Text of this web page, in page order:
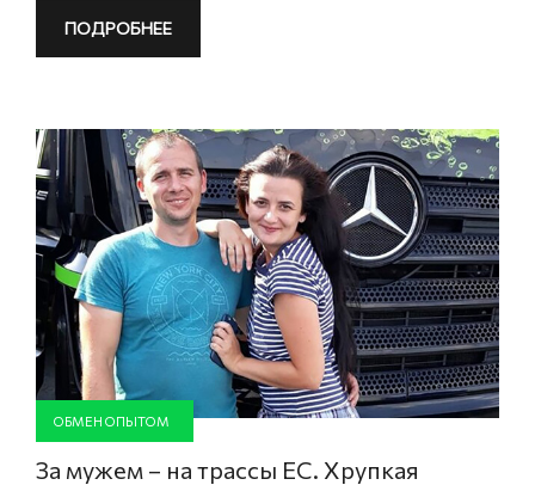
ПОДРОБНЕЕ
ОБМЕН ОПЫТОМ
За мужем – на трассы ЕС. Хрупкая